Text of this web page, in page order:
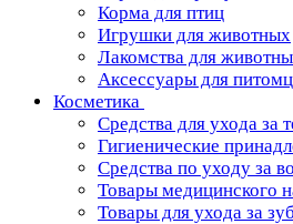
Корма для птиц
Игрушки для животных
Лакомства для
Аксессуары для
Косметика
Средства для ухода за
Гигиенические
Средства по уходу за
Товары медицинского
Товары для ухода за